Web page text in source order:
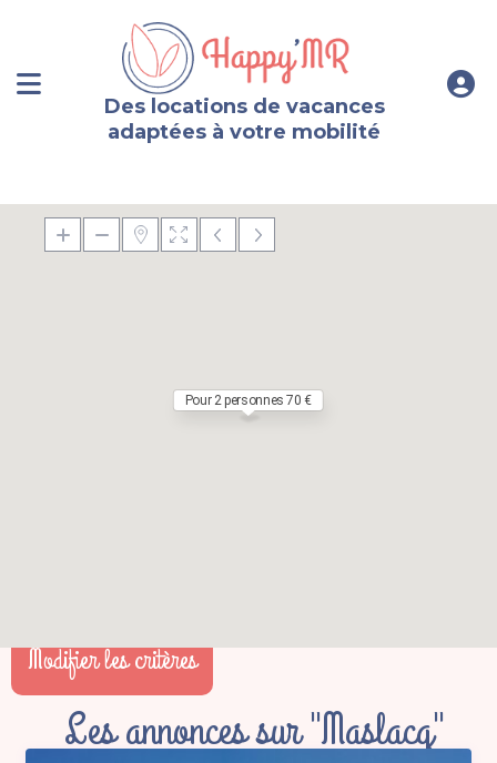
Des locations de vacances
adaptées à votre mobilité
Pour 2 personnes 70 €
Modifier les critères
Les annonces sur "Maslacq"